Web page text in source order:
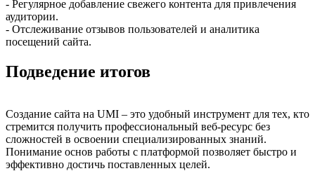
- Регулярное добавление свежего контента для привлечения
аудитории.
- Отслеживание отзывов пользователей и аналитика
посещений сайта.
Подведение итогов
Создание сайта на UMI – это удобный инструмент для тех, кто
стремится получить профессиональный веб-ресурс без
сложностей в освоении специализированных знаний.
Понимание основ работы с платформой позволяет быстро и
эффективно достичь поставленных целей.